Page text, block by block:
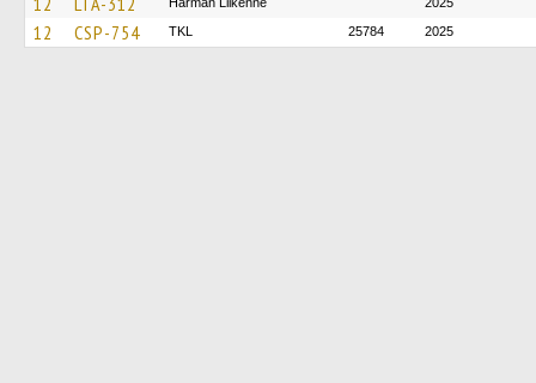
12 CSP-754 TKL 25784 2025